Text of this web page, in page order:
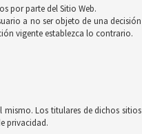
por parte del Sitio Web.
a no ser objeto de una decisión
vigente establezca lo contrario.
Los titulares de dichos sitios
privacidad.